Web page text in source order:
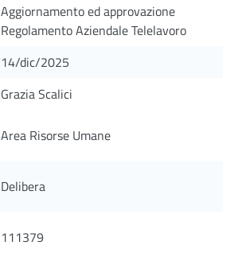
Aggiornamento ed approvazione
Regolamento Aziendale Telelavoro
14/dic/2025
Grazia Scalici
Area Risorse Umane
Delibera
111379